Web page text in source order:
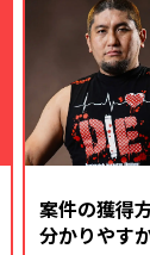
案件の獲得
分かりやす